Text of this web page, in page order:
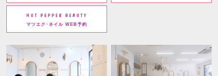
HOT PEPPER BEAUTY
マツエク･ネイル WEB予約